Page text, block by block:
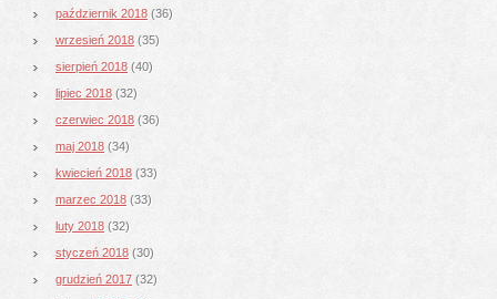
październik 2018 (36)
wrzesień 2018 (35)
sierpień 2018 (40)
lipiec 2018 (32)
czerwiec 2018 (36)
maj 2018 (34)
kwiecień 2018 (33)
marzec 2018 (33)
luty 2018 (32)
styczeń 2018 (30)
grudzień 2017 (32)